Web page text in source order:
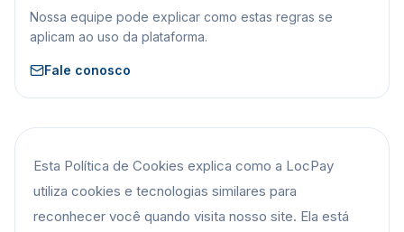
Nossa equipe pode explicar como estas regras se
aplicam ao uso da plataforma.
Fale conosco
Esta Política de Cookies explica como a LocPay
utiliza cookies e tecnologias similares para
reconhecer você quando visita nosso site. Ela está